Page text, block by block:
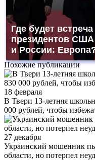
Где будет встреча
президентов США
и России:
Похожие публикации
18 февраля
В Твери 13-летняя
000 рублей, чтобы
27 декабря
Украинский мошенник
области, но потерпел